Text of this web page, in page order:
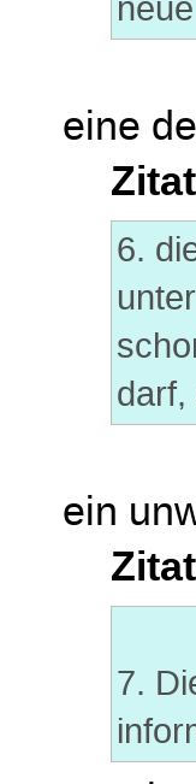
eine
6.
ein
7.